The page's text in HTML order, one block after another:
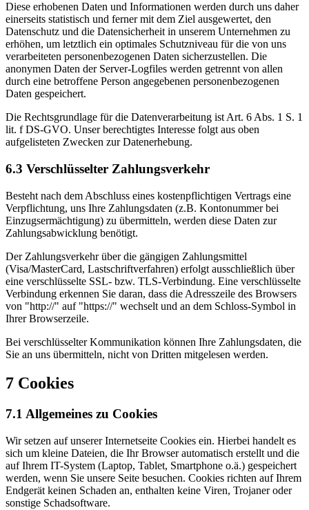
Diese erhobenen Daten und Informationen werden durch uns daher
einerseits statistisch und ferner mit dem Ziel ausgewertet, den
Datenschutz und die Datensicherheit in unserem Unternehmen zu
erhöhen, um letztlich ein optimales Schutzniveau für die von uns
verarbeiteten personenbezogenen Daten sicherzustellen. Die
anonymen Daten der Server-Logfiles werden getrennt von allen
durch eine betroffene Person angegebenen personenbezogenen
Daten gespeichert.
Die Rechtsgrundlage für die Datenverarbeitung ist Art. 6 Abs. 1 S. 1
lit. f DS-GVO. Unser berechtigtes Interesse folgt aus oben
aufgelisteten Zwecken zur Datenerhebung.
6.3 Verschlüsselter Zahlungsverkehr
Besteht nach dem Abschluss eines kostenpflichtigen Vertrags eine
Verpflichtung, uns Ihre Zahlungsdaten (z.B. Kontonummer bei
Einzugsermächtigung) zu übermitteln, werden diese Daten zur
Zahlungsabwicklung benötigt.
Der Zahlungsverkehr über die gängigen Zahlungsmittel
(Visa/MasterCard, Lastschriftverfahren) erfolgt ausschließlich über
eine verschlüsselte SSL- bzw. TLS-Verbindung. Eine verschlüsselte
Verbindung erkennen Sie daran, dass die Adresszeile des Browsers
von "http://" auf "https://" wechselt und an dem Schloss-Symbol in
Ihrer Browserzeile.
Bei verschlüsselter Kommunikation können Ihre Zahlungsdaten, die
Sie an uns übermitteln, nicht von Dritten mitgelesen werden.
7 Cookies
7.1 Allgemeines zu Cookies
Wir setzen auf unserer Internetseite Cookies ein. Hierbei handelt es
sich um kleine Dateien, die Ihr Browser automatisch erstellt und die
auf Ihrem IT-System (Laptop, Tablet, Smartphone o.ä.) gespeichert
werden, wenn Sie unsere Seite besuchen. Cookies richten auf Ihrem
Endgerät keinen Schaden an, enthalten keine Viren, Trojaner oder
sonstige Schadsoftware.